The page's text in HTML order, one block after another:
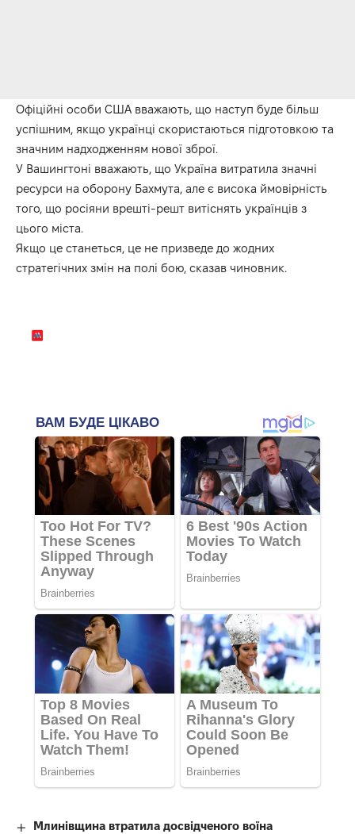
Офіційні особи США вважають, що наступ буде більш
успішним, якщо українці скористаються підготовкою та
значним надходженням нової зброї.
У Вашингтоні вважають, що Україна витратила значні
ресурси на оборону Бахмута, але є висока ймовірність
того, що росіяни врешті-решт витіснять українців з
цього міста.
Якщо це станеться, це не призведе до жодних
стратегічних змін на полі бою, сказав чиновник.
Млинівщина втратила досвідченого воїна